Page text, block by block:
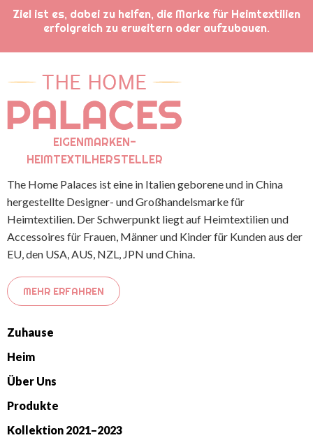
Ziel ist es, dabei zu helfen, die Marke für Heimtextilien
erfolgreich zu erweitern oder aufzubauen.
EIGENMARKEN-
HEIMTEXTILHERSTELLER
The Home Palaces ist eine in Italien geborene und in China
hergestellte Designer- und Großhandelsmarke für
Heimtextilien. Der Schwerpunkt liegt auf Heimtextilien und
Accessoires für Frauen, Männer und Kinder für Kunden aus der
EU, den USA, AUS, NZL, JPN und China.
MEHR ERFAHREN
Zuhause
Heim
Über Uns
Produkte
Kollektion 2021–2023